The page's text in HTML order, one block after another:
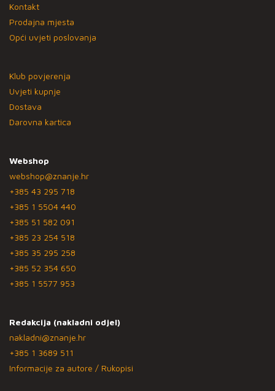
Kontakt
Prodajna mjesta
Opći uvjeti poslovanja
Klub povjerenja
Uvjeti kupnje
Dostava
Darovna kartica
Webshop
webshop@znanje.hr
+385 43 295 718
+385 1 5504 440
+385 51 582 091
+385 23 254 518
+385 35 295 258
+385 52 354 650
+385 1 5577 953
Redakcija (nakladni odjel)
nakladni@znanje.hr
+385 1 3689 511
Informacije za autore / Rukopisi